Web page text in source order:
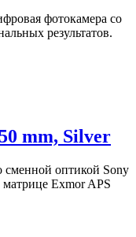
фотокамера со
результатов.
mm, Silver
сменной оптикой Sony
Exmor APS